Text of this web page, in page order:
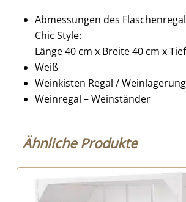
Abmessungen des
Chic Style:
Länge 40 cm x Breite 40 cm x
Weiß
Weinkisten Regal / Weinlagerung
Weinregal – Weinständer
Ähnliche Produkte